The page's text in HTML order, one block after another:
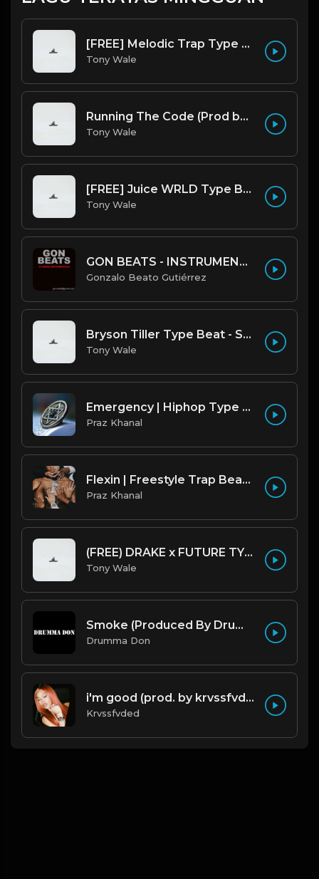
[FREE] Melodic Trap Type Beat - After Hours - bmin 95 (Prod. Cypher X Tony Wale)
Tony Wale
Running The Code (Prod by Tony Wale)
Tony Wale
[FREE] Juice WRLD Type Beat - Lucid Piano (Prod by Tony Wale)
Tony Wale
GON BEATS - INSTRUMENTAL 219001 [150BPM] [TRAP]
Gonzalo Beato Gutiérrez
Bryson Tiller Type Beat - Smoking Aces (F Minor) (Prod by Tony Wale)
Tony Wale
Emergency | Hiphop Type Beat [Copyright Free Music]
Praz Khanal
Flexin | Freestyle Trap Beat [Copyright Free Music]
Praz Khanal
(FREE) DRAKE x FUTURE TYPE BEAT - Under Water 122 bpm (Prod by Tony Wale)
Tony Wale
Smoke (Produced By Drumma Don x Beto)
Drumma Don
i'm good (prod. by krvssfvded) 130bpm
Krvssfvded